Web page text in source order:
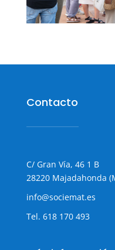
Contacto
C/ Gran Vía, 46 1 B
28220 Majadahonda
info@sociemat.es
Tel. 618 170 493